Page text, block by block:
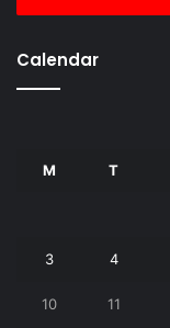
Calendar
M T
3 4
10 11